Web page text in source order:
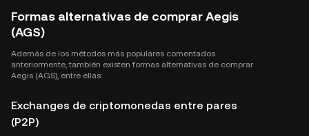
Formas alternativas de comprar Aegis
(AGS)
Además de los métodos más populares comentados
anteriormente, también existen formas alternativas de comprar
Aegis (AGS), entre ellas:
Exchanges de criptomonedas entre pares
(P2P)